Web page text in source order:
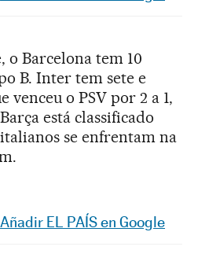
o Barcelona tem 10
B. Inter tem sete e
venceu o PSV por 2 a 1,
está classificado
se enfrentam na
Facebook
en Twitter
Redes Sociales
Añadir EL PAÍS en Google